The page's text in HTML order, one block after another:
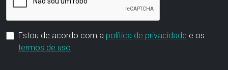
Estou de acordo com a política de privacidade e os
termos de uso